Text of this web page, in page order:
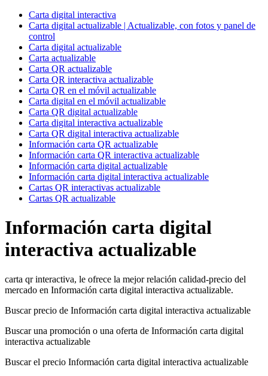
Carta digital interactiva
Carta digital actualizable | Actualizable, con fotos y panel de
control
Carta digital actualizable
Carta actualizable
Carta QR actualizable
Carta QR interactiva actualizable
Carta QR en el móvil actualizable
Carta digital en el móvil actualizable
Carta QR digital actualizable
Carta digital interactiva actualizable
Carta QR digital interactiva actualizable
Información carta QR actualizable
Información carta QR interactiva actualizable
Información carta digital actualizable
Información carta digital interactiva actualizable
Cartas QR interactivas actualizable
Cartas QR actualizable
Información carta digital
interactiva actualizable
carta qr interactiva, le ofrece la mejor relación calidad-precio del
mercado en Información carta digital interactiva actualizable.
Buscar precio de Información carta digital interactiva actualizable
Buscar una promoción o una oferta de Información carta digital
interactiva actualizable
Buscar el precio Información carta digital interactiva actualizable